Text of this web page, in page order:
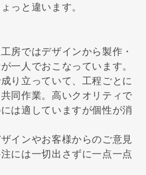
っと違います。
房ではデザインから製作・
一人でおこなっています。
り立っていて、工程ごとに
同作業。高いクオリティで
は適していますが個性が消
インやお客様からのご意見
には一切出さずに一点一点